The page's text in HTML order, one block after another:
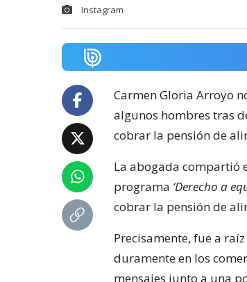
Instagram
Carmen Gloria Arroyo
algunos hombres tras
cobrar la pensión de
La abogada compartió
programa ‘Derecho a
cobrar la pensión de
Precisamente, fue a
duramente en los
mensajes junto a una